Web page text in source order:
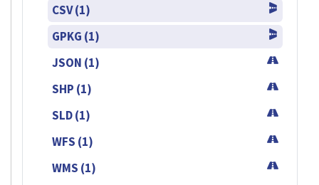
CSV (1)
GPKG (1)
JSON (1)
SHP (1)
SLD (1)
WFS (1)
WMS (1)